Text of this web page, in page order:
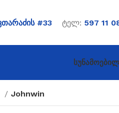
#33 ტელ: 597 11
Სუნამოები
Johnwin